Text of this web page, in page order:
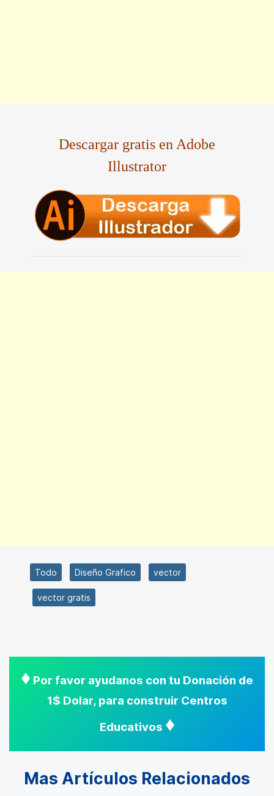
Descargar gratis en Adobe
Illustrator
Todo Diseño Grafico vector
vector gratis
♦ Por favor ayudanos con tu Donación de
1$ Dolar, para construir Centros
Educativos ♦
Mas Artículos Relacionados